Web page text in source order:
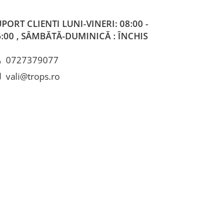
CLIENTI LUNI-VINERI: 08:00 -
, SÂMBĂTĂ-DUMINICĂ : ÎNCHIS
0727379077
vali@trops.ro